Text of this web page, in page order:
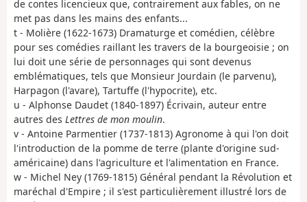
de contes licencieux que, contrairement aux fables, on ne
met pas dans les mains des enfants...
t - Molière (1622-1673) Dramaturge et comédien, célèbre
pour ses comédies raillant les travers de la bourgeoisie ; on
lui doit une série de personnages qui sont devenus
emblématiques, tels que Monsieur Jourdain (le parvenu),
Harpagon (l'avare), Tartuffe (l'hypocrite), etc.
u - Alphonse Daudet (1840-1897) Écrivain, auteur entre
autres des Lettres de mon moulin.
v - Antoine Parmentier (1737-1813) Agronome à qui l'on doit
l'introduction de la pomme de terre (plante d'origine sud-
américaine) dans l'agriculture et l'alimentation en France.
w - Michel Ney (1769-1815) Général pendant la Révolution et
maréchal d'Empire ; il s'est particulièrement illustré lors de